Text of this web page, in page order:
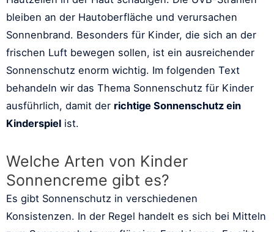
bleiben an der Hautoberfläche und verursachen
Sonnenbrand. Besonders für Kinder, die sich an der
frischen Luft bewegen sollen, ist ein ausreichender
Sonnenschutz enorm wichtig. Im folgenden Text
behandeln wir das Thema Sonnenschutz für Kinder
ausführlich, damit der richtige Sonnenschutz ein
Kinderspiel ist.
Welche Arten von Kinder
Sonnencreme gibt es?
Es gibt Sonnenschutz in verschiedenen
Konsistenzen. In der Regel handelt es sich bei Mitteln